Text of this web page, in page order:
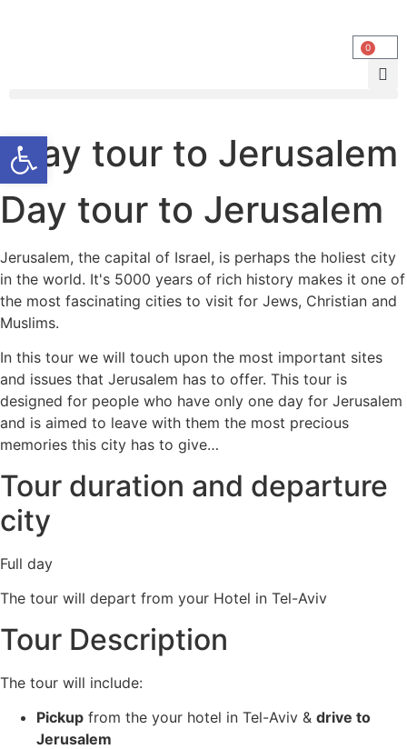
0
Day tour to Jerusalem
Day tour to Jerusalem
Jerusalem, the capital of Israel, is perhaps the holiest city
in the world. It's 5000 years of rich history makes it one of
the most fascinating cities to visit for Jews, Christian and
Muslims.
In this tour we will touch upon the most important sites
and issues that Jerusalem has to offer. This tour is
designed for people who have only one day for Jerusalem
and is aimed to leave with them the most precious
memories this city has to give…
Tour duration and departure
city
Full day
The tour will depart from your Hotel in Tel-Aviv
Tour Description
The tour will include:
Pickup from the your hotel in Tel-Aviv & drive to
Jerusalem
פתח